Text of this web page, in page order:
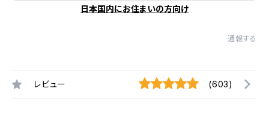
日本国内にお住まいの方向け
通報する
レビュー (603)